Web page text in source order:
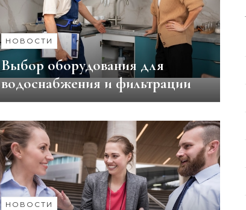
НОВОСТИ
Выбор оборудования для
водоснабжения и фильтрации
НОВОСТИ